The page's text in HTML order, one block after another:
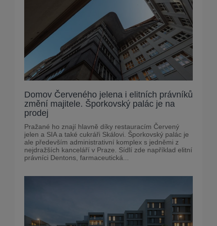
Domov Červeného jelena i elitních právníků
změní majitele. Šporkovský palác je na
prodej
Pražané ho znají hlavně díky restauracím Červený
jelen a SIA a také cukráři Skálovi. Šporkovský palác je
ale především administrativní komplex s jedněmi z
nejdražších kanceláří v Praze. Sídlí zde například elitní
právníci Dentons, farmaceutická...